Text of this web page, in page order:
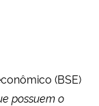
(BSE)
possuem o